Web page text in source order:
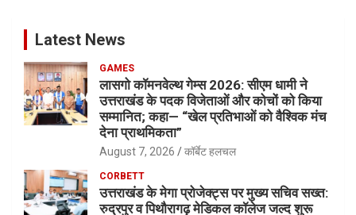
Latest News
GAMES
लासगो कॉमनवेल्थ गेम्स 2026: सीएम धामी ने
उत्तराखंड के पदक विजेताओं और कोचों को किया
सम्मानित; कहा— “खेल प्रतिभाओं को वैश्विक मंच
देना प्राथमिकता”
August 7, 2026 कॉर्बेट हलचल
CORBETT
उत्तराखंड के मेगा प्रोजेक्ट्स पर मुख्य सचिव सख्त:
रुद्रपुर व पिथौरागढ़ मेडिकल कॉलेज जल्द शुरू